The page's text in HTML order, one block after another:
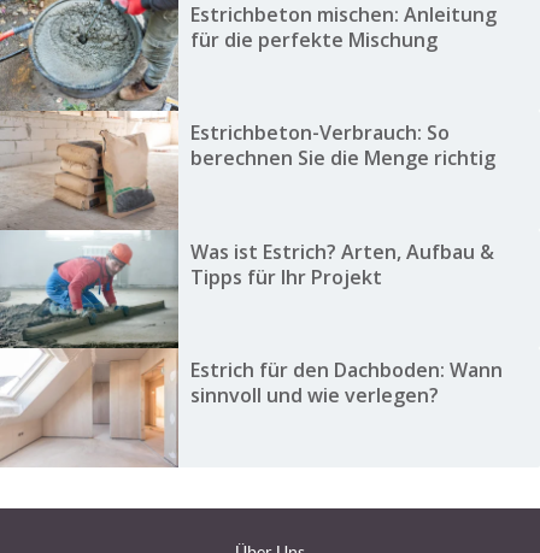
Estrichbeton mischen: Anleitung
für die perfekte Mischung
Estrichbeton-Verbrauch: So
berechnen Sie die Menge richtig
Was ist Estrich? Arten, Aufbau &
Tipps für Ihr Projekt
Estrich für den Dachboden: Wann
sinnvoll und wie verlegen?